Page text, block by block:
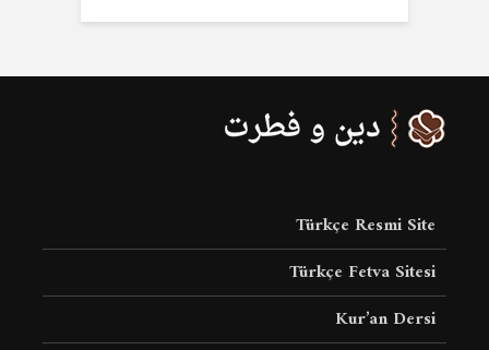
Türkçe Resmi Site
Türkçe Fetva Sitesi
Kur’an Dersi